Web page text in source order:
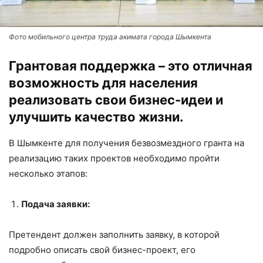
Фото мобильного центра труда акимата города Шымкента
Грантовая поддержка – это отличная
возможность для населения
реализовать свои бизнес-идеи и
улучшить качество жизни.
В Шымкенте для получения безвозмездного гранта на
реализацию таких проектов необходимо пройти
несколько этапов:
Подача заявки:
Претендент должен заполнить заявку, в которой
подробно описать свой бизнес-проект, его